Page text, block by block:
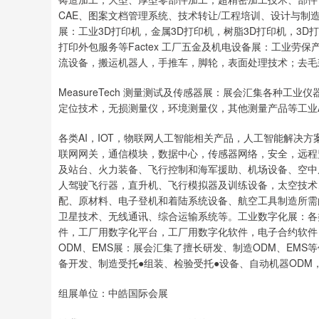
CAE、图案文档管理系统、技术转让/工程培训、设计与
展：工业3D打印机，金属3D打印机，树脂3D打印机，3D
打印外包服务等Factex 工厂五金及机电设备展：工业劳保
流设备，搬运机器人，手推车，脚轮，表面处理技术；去
MeasureTech 测量测试及传感器展：展会汇集各种工业
定位技术，无损测量仪，环境测量仪，其他测量产品等工
各类AI，IOT，物联网人工智能相关产品，人工智能解决
联网网关，通信模块，数据中心，传感器网络，安全，远
及站台、火力装备、飞行控制和海军援助、机场设备、空
人驾驶飞行器，直升机、飞行模拟器及训练设备，太空技
配、原材料、电子登机和着陆系统设备、航空工具制造所
卫星技术、无线通讯、综合运输系统等。工业数字化展：
件，工厂用数字化平台，工厂用数字化软件，电子合约软
ODM、EMS展：展会汇集了擅长研发、制造ODM、EMS
备开发、制造受托●组装、检验受托●设备、自动机器ODM
组展单位：中皓国际会展